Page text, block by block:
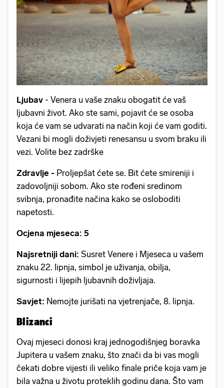
Ljubav - Venera u vaše znaku obogatit će vaš
ljubavni život. Ako ste sami, pojavit će se osoba
koja će vam se udvarati na način koji će vam goditi.
Vezani bi mogli doživjeti renesansu u svom braku ili
vezi. Volite bez zadrške
Zdravlje - Proljepšat ćete se. Bit ćete smireniji i
zadovoljniji sobom. Ako ste rođeni sredinom
svibnja, pronađite načina kako se osloboditi
napetosti.
Ocjena mjeseca: 5
Najsretniji dani: Susret Venere i Mjeseca u vašem
znaku 22. lipnja, simbol je uživanja, obilja,
sigurnosti i lijepih ljubavnih doživljaja.
Savjet: Nemojte jurišati na vjetrenjače, 8. lipnja.
Blizanci
Ovaj mjeseci donosi kraj jednogodišnjeg boravka
Jupitera u vašem znaku, što znači da bi vas mogli
čekati dobre vijesti ili veliko finale priče koja vam je
bila važna u životu proteklih godinu dana. Što vam